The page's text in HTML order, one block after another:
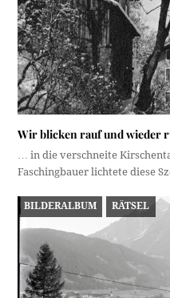
Wir blicken rauf und wieder
… in die verschneite
Faschingbauer lichtete diese
BILDERALBUM RÄTSEL